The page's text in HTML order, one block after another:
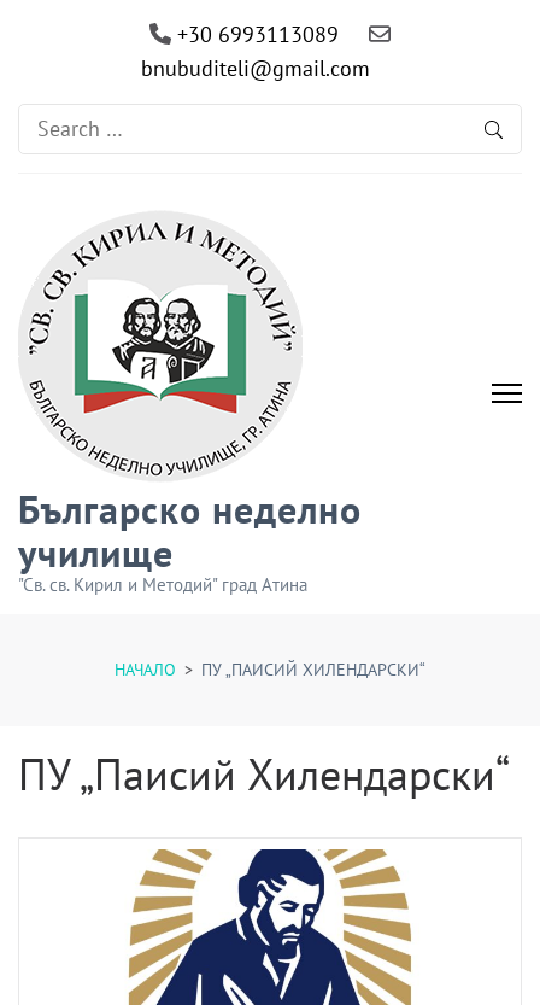
+30 6993113089
bnubuditeli@gmail.com
Search
for:
Българско неделно
училище
"Св. св. Кирил и Методий" град Атина
НАЧАЛО > ПУ „ПАИСИЙ ХИЛЕНДАРСКИ“
ПУ „Паисий Хилендарски“